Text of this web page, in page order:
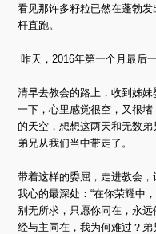
看见那许多籽粒已然在蓬勃
杆直跑。
昨天，2016年第一个月最后
清早去教会的路上，收到姊
一下，心里感觉很空，又很
的天空，想想这两天和无数
弟兄从我们当中带走了。
带着这样的委屈，走进教会
我心的最深处：“在你荣耀中
别无所求，只愿你同在，永
经与主同在，我为何难过？